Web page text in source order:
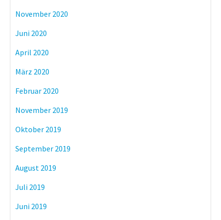
November 2020
Juni 2020
April 2020
März 2020
Februar 2020
November 2019
Oktober 2019
September 2019
August 2019
Juli 2019
Juni 2019